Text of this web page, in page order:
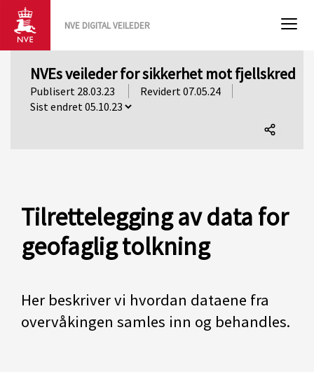
NVE DIGITAL VEILEDER
NVEs veileder for sikkerhet mot fjellskred
Publisert 28.03.23 Revidert 07.05.24
Tilrettelegging av data for
geofaglig tolkning
Her beskriver vi hvordan dataene fra
overvåkingen samles inn og behandles.